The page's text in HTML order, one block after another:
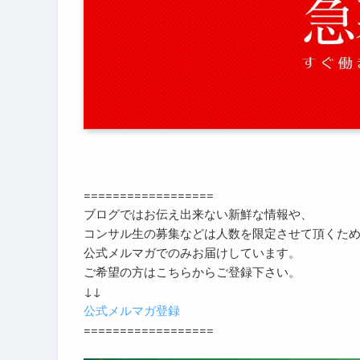
==================
ブログではお伝え出来ない新鮮な情報や、
コンサル生の募集などは人数を限定させて頂くため
公式メルマガでのみお届けしています。
ご希望の方はこちらからご登録下さい。
↓↓
公式メルマガ登録
==================